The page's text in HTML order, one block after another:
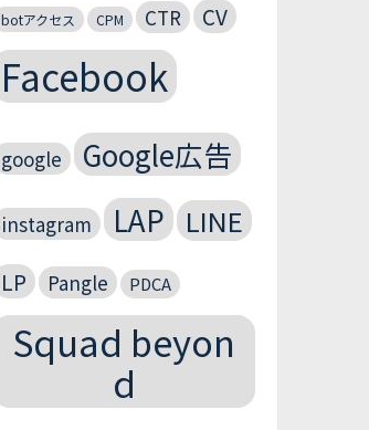
botアクセス CPM CTR CV
Facebook
google Google広告
instagram LAP LINE
LP Pangle PDCA
Squad beyon
d